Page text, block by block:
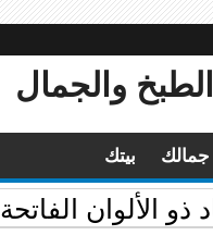
والجمال
جمالك بيتك
الألوان الفاتحة